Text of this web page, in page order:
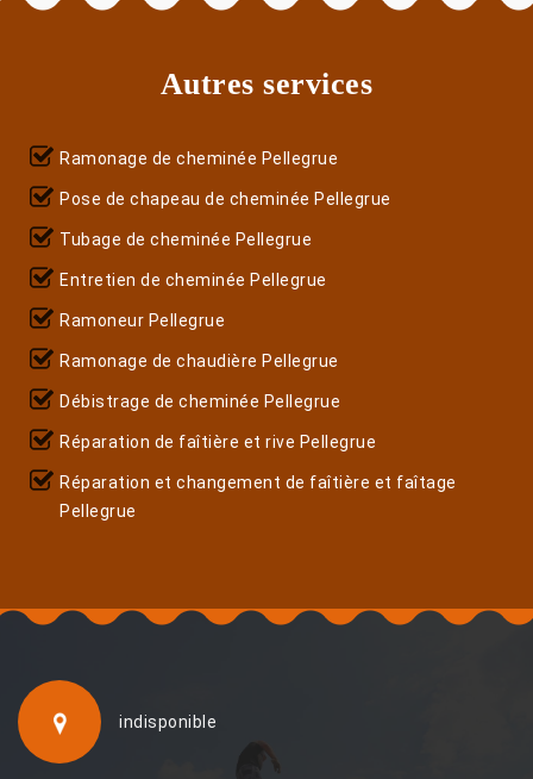
Autres services
Ramonage de cheminée Pellegrue
Pose de chapeau de cheminée Pellegrue
Tubage de cheminée Pellegrue
Entretien de cheminée Pellegrue
Ramoneur Pellegrue
Ramonage de chaudière Pellegrue
Débistrage de cheminée Pellegrue
Réparation de faîtière et rive Pellegrue
Réparation et changement de faîtière et faîtage
Pellegrue
indisponible